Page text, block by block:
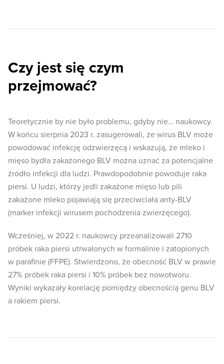
Czy jest się czym
przejmować?
Teoretycznie by nie było problemu, gdyby nie… naukowcy.
W końcu sierpnia 2023 r. zasugerowali, że wirus BLV może
powodować infekcję odzwierzęcą i wskazują, że mleko i
mięso bydła zakażonego BLV można uznać za potencjalne
źródło infekcji dla ludzi. Prawdopodobnie powoduje raka
piersi. U ludzi, którzy jedli zakażone mięso lub pili
zakażone mleko pojawiają się przeciwciała anty-BLV
(marker infekcji wirusem pochodzenia zwierzęcego).
Wcześniej, w 2022 r. naukowcy przeanalizowali 2710
próbek raka piersi utrwalonych w formalinie i zatopionych
w parafinie (FFPE). Stwierdzono, że obecność BLV w prawie
27% próbek raka piersi i 10% próbek bez nowotworu.
Wyniki wykazały korelację pomiędzy obecnością genu BLV
a rakiem piersi.